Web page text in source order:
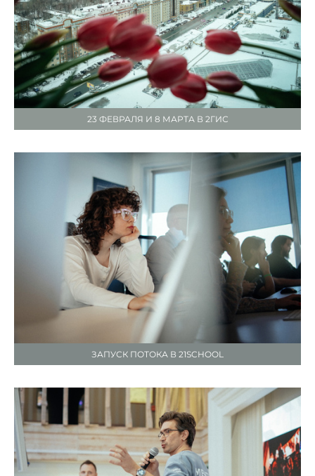
23 ФЕВРАЛЯ И 8 МАРТА В 2ГИС
ЗАПУСК ПОТОКА В 21SCHOOL